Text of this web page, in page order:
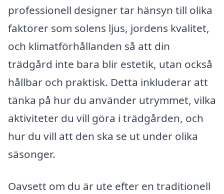
professionell designer tar hänsyn till olika
faktorer som solens ljus, jordens kvalitet,
och klimatförhållanden så att din
trädgård inte bara blir estetik, utan också
hållbar och praktisk. Detta inkluderar att
tänka på hur du använder utrymmet, vilka
aktiviteter du vill göra i trädgården, och
hur du vill att den ska se ut under olika
säsonger.
Oavsett om du är ute efter en traditionell